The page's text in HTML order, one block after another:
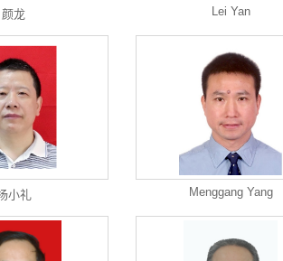
颜龙 Lei Yan
小礼 Menggang Yang